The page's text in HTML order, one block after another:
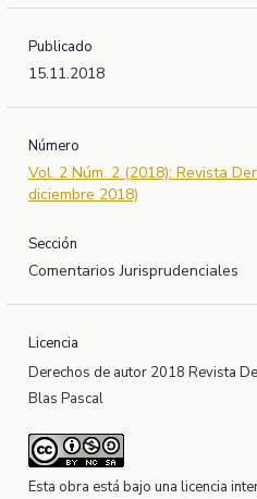
Publicado
15.11.2018
Número
Vol. 2 Núm. 2 (2018): Revista
diciembre 2018)
Sección
Comentarios Jurisprudenciales
Licencia
Derechos de autor 2018 Revista
Blas Pascal
Esta obra está bajo una licencia